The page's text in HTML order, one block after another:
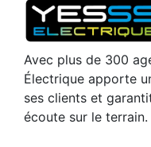
Avec plus de 300
Électrique apporte
ses clients et
écoute sur le terrain.